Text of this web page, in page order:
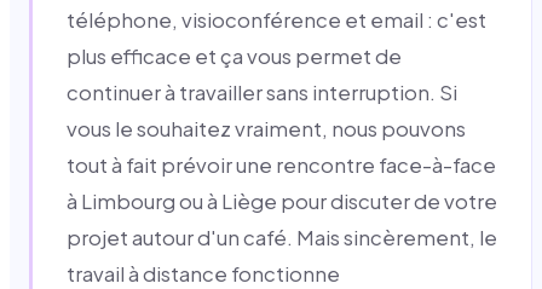
téléphone, visioconférence et email : c'est
plus efficace et ça vous permet de
continuer à travailler sans interruption. Si
vous le souhaitez vraiment, nous pouvons
tout à fait prévoir une rencontre face-à-face
à Limbourg ou à Liège pour discuter de votre
projet autour d'un café. Mais sincèrement, le
travail à distance fonctionne